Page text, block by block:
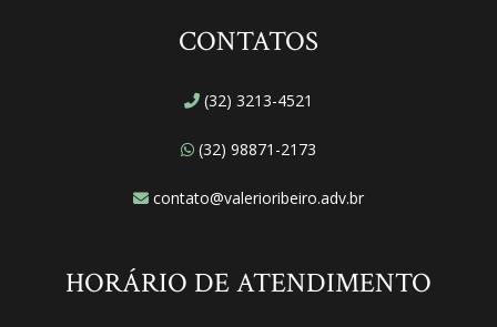
CONTATOS
(32) 3213-4521
(32) 98871-2173
contato@valerioribeiro.adv.br
HORÁRIO DE ATENDIMENTO